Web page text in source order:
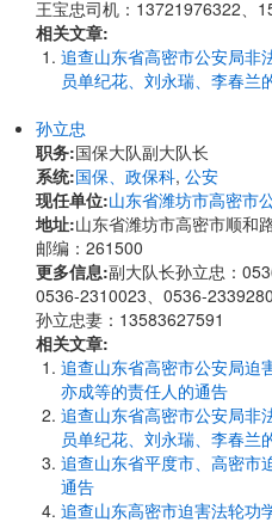
王宝忠司机：13721976322、
相关文章:
追查山东省高密市公安局非
员单纪花、刘永瑞、李春兰
孙立忠
职务:国保大队副大队长
系统:国保、政保科, 公安
现任单位:山东省潍坊市高密市
地址:山东省潍坊市高密市顺和
邮编：261500
更多信息:副大队长孙立忠：
0536-2310023、0536-2339280
孙立忠妻：13583627591
相关文章:
追查山东省高密市公安局迫
亦成等的责任人的通告
追查山东省高密市公安局非
员单纪花、刘永瑞、李春兰
追查山东省平度市、高密市
通告
追查山东高密市迫害法轮功